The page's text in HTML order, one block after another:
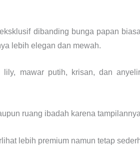
dibanding bunga papan
lebih elegan dan mewah.
mawar putih, krisan, dan
ruang ibadah karena
lebih premium namun tetap